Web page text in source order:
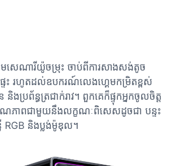
សេណារីយ៉ូចម្រុះ ចាប់ពីការសាងសង់តូច
ះ រហូតដល់ឧបករណ៍លេងហ្គេមកម្រិតខ្ពស់
ងប្រព័ន្ធត្រជាក់រាវ។ ពួកគេក៏ផ្ទុកអ្នកចូលចិត្ត
ភាពជាមួយនឹងលក្ខណៈពិសេសដូចជា បន្ទះ
RGB និងប្លង់ម៉ូឌុល។